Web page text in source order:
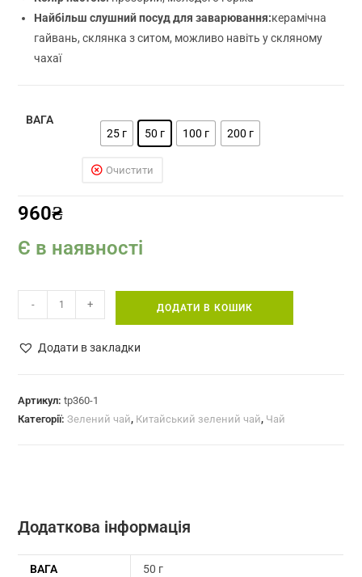
Найбільш слушний посуд для заварювання:керамічна
гайвань, склянка з ситом, можливо навіть у скляному
чахаї
ВАГА
25 г
50 г 100 г 200 г
Очистити
960₴
Є в наявності
Пін
Хоу
китайський
зелений
- + ДОДАТИ В КОШИК
Додати в закладки
Артикул:tp360-1
Категорії:Зелений чай, Китайський зелений чай, Чай
Додаткова інформація
ВАГА 50 г